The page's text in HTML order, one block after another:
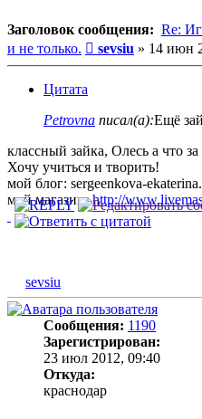
Заголовок сообщения: Re:
и не только.
Сообщение
sevsiu » 14 июн
Цитата
Petrovna писал(а):Ещё
классный зайка, Олесь а что
Хочу учиться и творить!
мой блог: sergeenkova-
мой магазин:http://
sevsiu
Сообщения: 1190
Зарегистрирован:
23 июл 2012, 09:40
Откуда:
краснодар